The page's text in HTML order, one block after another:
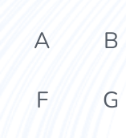
A B
F
G